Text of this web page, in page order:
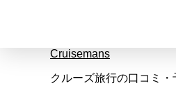
Cruisemans
クルーズ旅行の口コミ・